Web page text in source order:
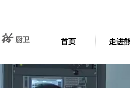
首页 走进